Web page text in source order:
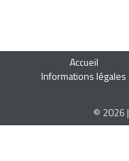
Accueil
Informations légales
© 2026